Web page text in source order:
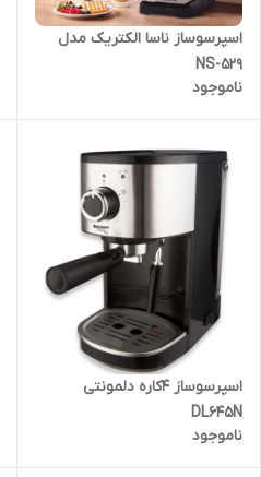
اسپرسوساز ناسا الکتریک مدل
NS-529
ناموجود
اسپرسوساز ۴کاره دلمونتی
DL645N
ناموجود